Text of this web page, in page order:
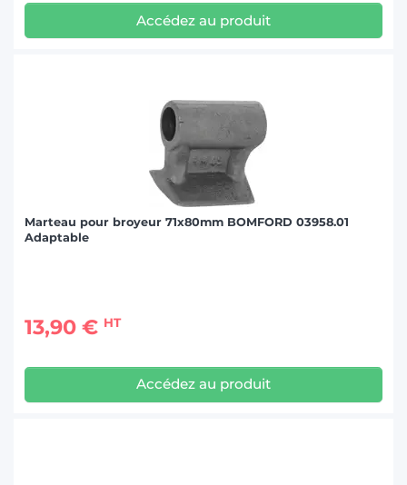
Accédez au produit
Marteau pour broyeur 71x80mm BOMFORD 03958.01
Adaptable
13,90 € HT
Accédez au produit